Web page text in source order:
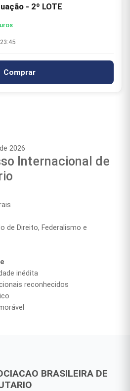
- 2º LOTE
Comprar
2026
Internacional de
de Direito, Federalismo e
inédita
reconhecidos
BRASILEIRA DE